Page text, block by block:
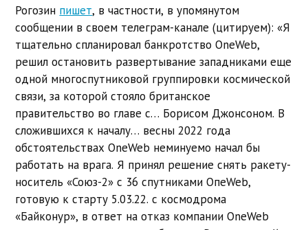
Рогозин пишет, в частности, в упомянутом
сообщении в своем телеграм-канале (цитируем): «Я
тщательно спланировал банкротство OneWeb,
решил остановить развертывание западниками еще
одной многоспутниковой группировки космической
связи, за которой стояло британское
правительство во главе с… Борисом Джонсоном. В
сложившихся к началу… весны 2022 года
обстоятельствах OneWeb неминуемо начал бы
работать на врага. Я принял решение снять ракету-
носитель «Союз-2» с 36 спутниками ОпеWeb,
готовую к старту 5.03.22. с космодрома
«Байконур», в ответ на отказ компании OneWeb